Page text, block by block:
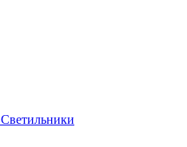
Светильники